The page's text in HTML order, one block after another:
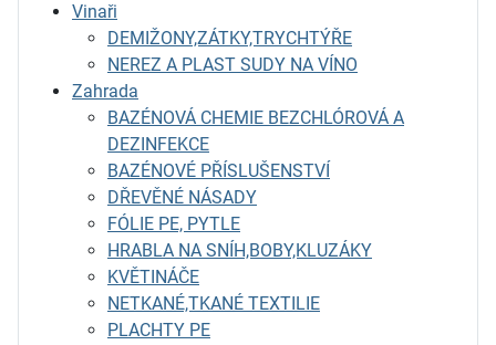
Vinaři
DEMIŽONY,ZÁTKY,TRYCHTÝŘE
NEREZ A PLAST SUDY NA VÍNO
Zahrada
BAZÉNOVÁ CHEMIE BEZCHLÓROVÁ A
DEZINFEKCE
BAZÉNOVÉ PŘÍSLUŠENSTVÍ
DŘEVĚNÉ NÁSADY
FÓLIE PE, PYTLE
HRABLA NA SNÍH,BOBY,KLUZÁKY
KVĚTINÁČE
NETKANÉ,TKANÉ TEXTILIE
PLACHTY PE